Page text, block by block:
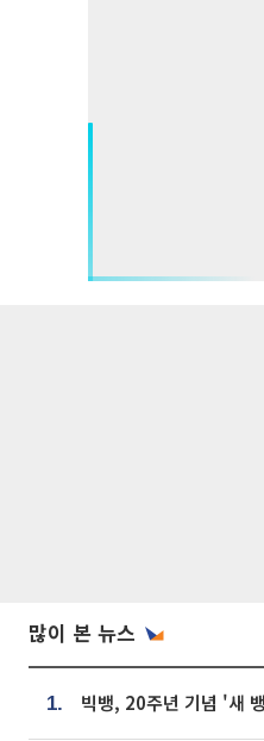
많이 본 뉴스
1.